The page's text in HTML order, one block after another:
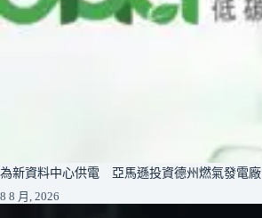
為新資料中心供電 亞馬遜投資德州燃氣發電廠
8 8 月, 2026